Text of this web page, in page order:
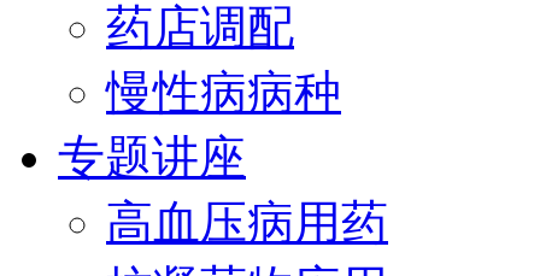
药店调配
慢性病病种
专题讲座
高血压病用药